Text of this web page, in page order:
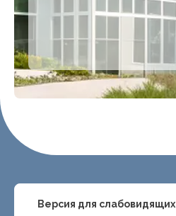
Версия для слабовидящих